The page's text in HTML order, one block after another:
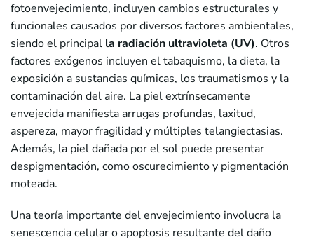
fotoenvejecimiento, incluyen cambios estructurales y
funcionales causados por diversos factores ambientales,
siendo el principal la radiación ultravioleta (UV). Otros
factores exógenos incluyen el tabaquismo, la dieta, la
exposición a sustancias químicas, los traumatismos y la
contaminación del aire. La piel extrínsecamente
envejecida manifiesta arrugas profundas, laxitud,
aspereza, mayor fragilidad y múltiples telangiectasias.
Además, la piel dañada por el sol puede presentar
despigmentación, como oscurecimiento y pigmentación
moteada.
Una teoría importante del envejecimiento involucra la
senescencia celular o apoptosis resultante del daño